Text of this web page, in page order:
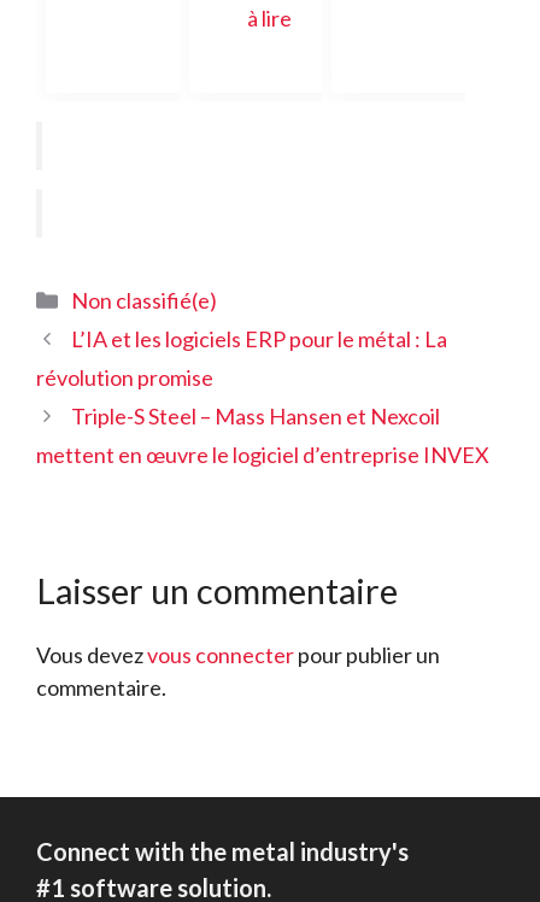
à lire
Catégories
Non classifié(e)
L’IA et les logiciels ERP pour le métal : La
révolution promise
Triple-S Steel – Mass Hansen et Nexcoil
mettent en œuvre le logiciel d’entreprise INVEX
Laisser un commentaire
Vous devezvous connecterpour publier un
commentaire.
Connect with the metal industry's
#1 software solution.